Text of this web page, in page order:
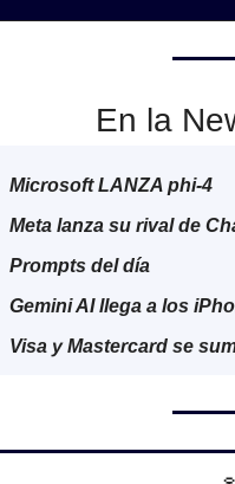
En la
Microsoft LANZA phi-4
Meta lanza su rival de
Prompts del día
Gemini AI llega a los
Visa y Mastercard se